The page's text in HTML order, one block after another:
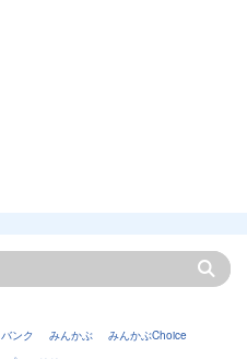
バンク みんかぶ
みんかぶChoice